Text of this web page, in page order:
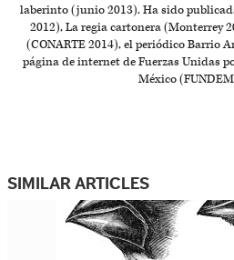
laberinto (junio 2013). Ha sido
2012), La regia cartonera (Monterrey
(CONARTE 2014), el periódico Barrio
página de internet de Fuerzas Unidas
México
SIMILAR ARTICLES